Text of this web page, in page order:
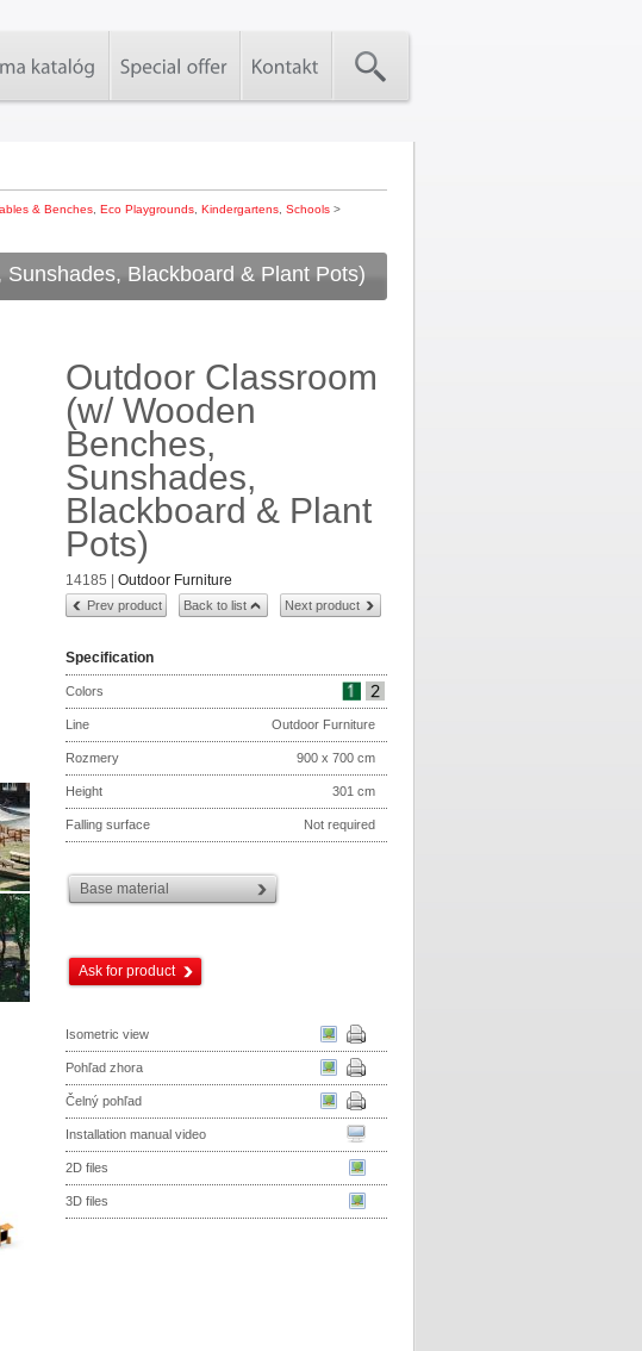
& Benches Eco Playgrounds Kindergartens Schools >
Blackboard & Plant Pots)
Outdoor Classroom
(w/ Wooden
Benches,
Sunshades,
Blackboard & Plant
Pots)
14185 Outdoor Furniture
Prev product Back to list Next product
Specification
Colors
Line Outdoor Furniture
Rozmery 900 x 700 cm
Height 301 cm
Falling surface Not required
Base material
Ask for product
Isometric view
Pohľad zhora
Čelný pohľad
Installation manual video
2D files
3D files